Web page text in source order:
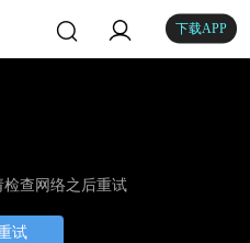
下载APP
查网络之后重试
试